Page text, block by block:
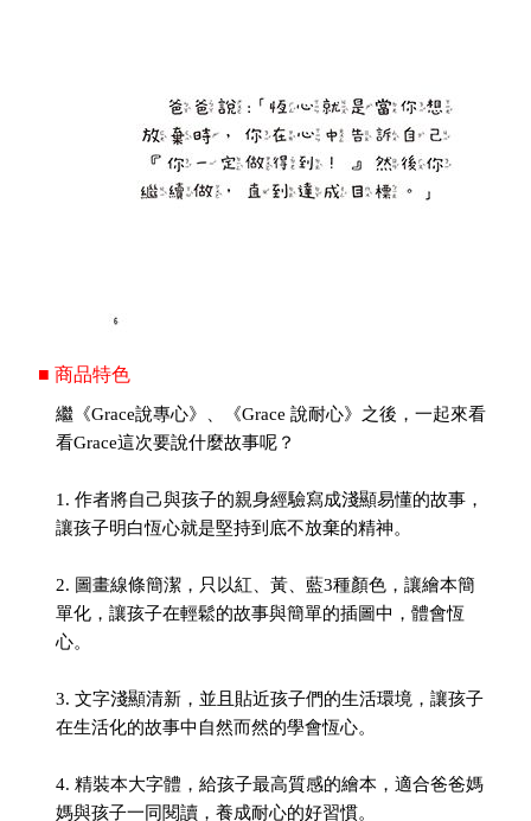
■ 商品特色
繼《Grace說專心》、《Grace 說耐心》之後，一起來看
看Grace這次要說什麼故事呢？
1. 作者將自己與孩子的親身經驗寫成淺顯易懂的故事，
讓孩子明白恆心就是堅持到底不放棄的精神。
2. 圖畫線條簡潔，只以紅、黃、藍3種顏色，讓繪本簡
單化，讓孩子在輕鬆的故事與簡單的插圖中，體會恆
心。
3. 文字淺顯清新，並且貼近孩子們的生活環境，讓孩子
在生活化的故事中自然而然的學會恆心。
4. 精裝本大字體，給孩子最高質感的繪本，適合爸爸媽
媽與孩子一同閱讀，養成耐心的好習慣。